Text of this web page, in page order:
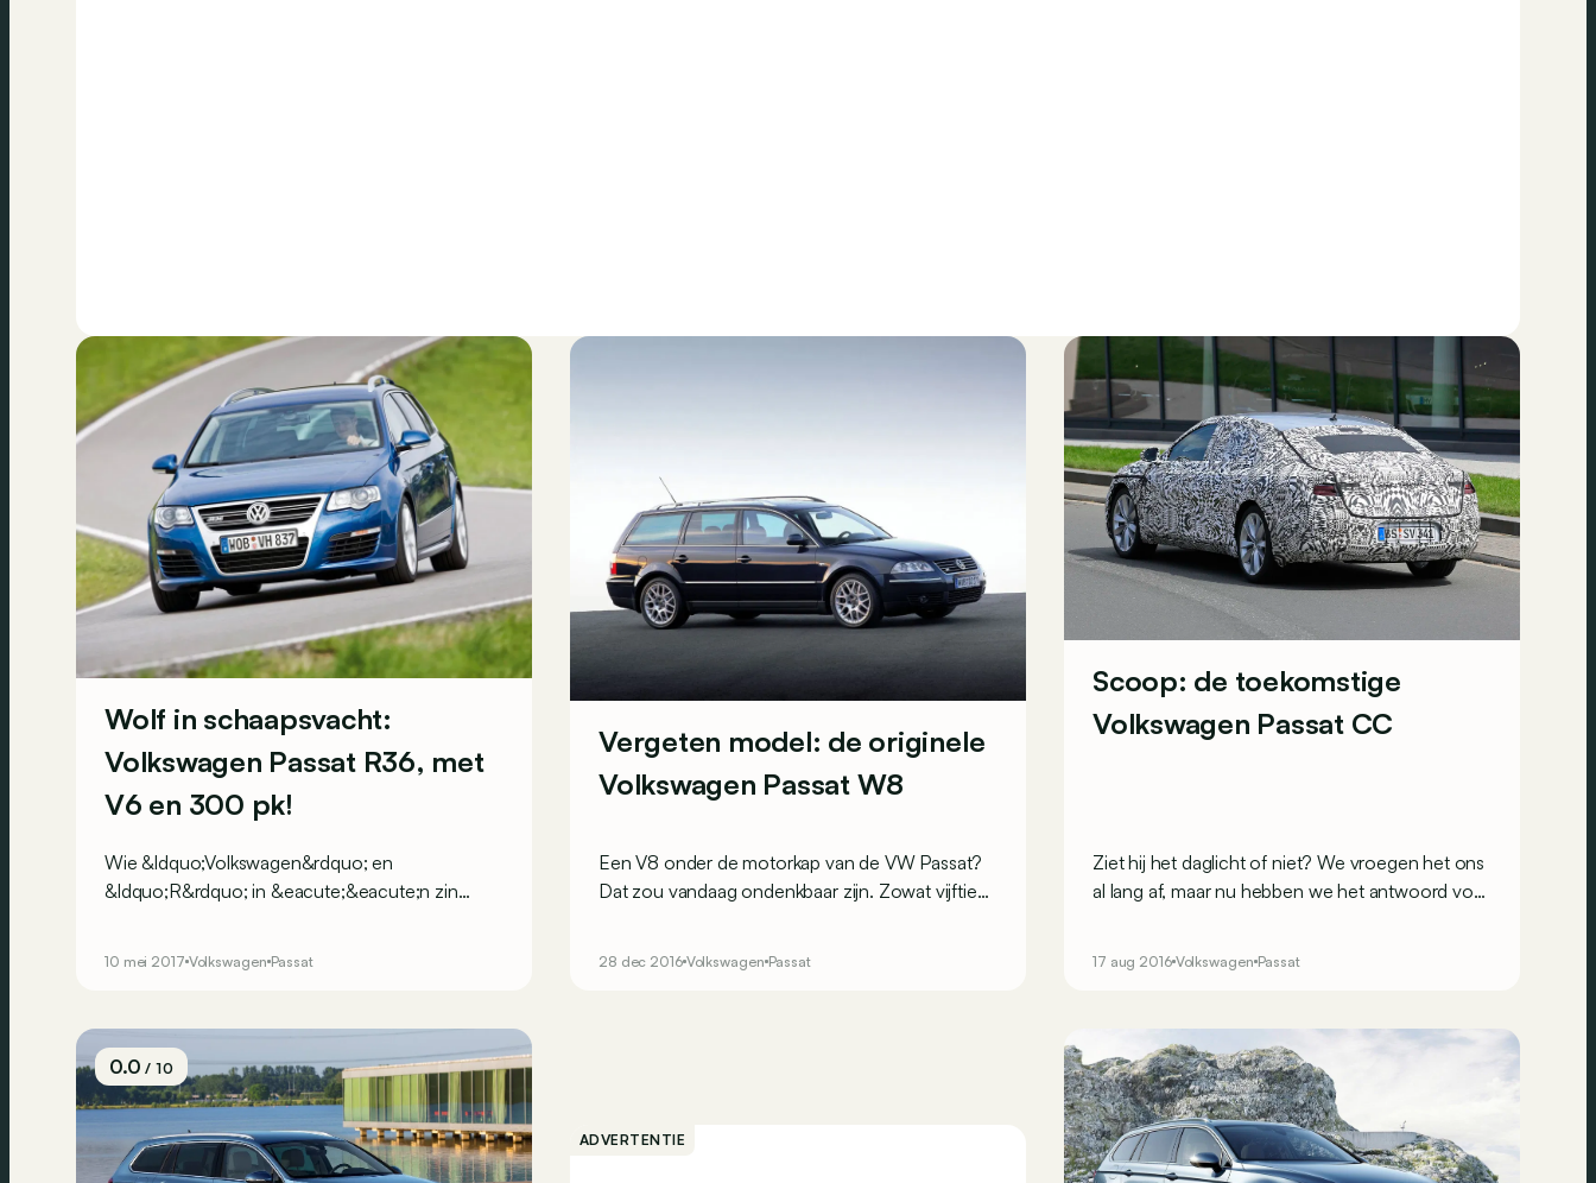
Wolf in schaapsvacht:
Volkswagen Passat R36, met
V6 en 300 pk!
Wie &ldquo;Volkswagen&rdquo; en
&ldquo;R&rdquo; in &eacute;&eacute;n zin
lang geleden gebruikte VW de letter R ook bij de
10 mei 2017 Volkswagen Passat
Vergeten model: de originele
Volkswagen Passat W8
Een V8 onder de motorkap van de VW Passat?
Dat zou vandaag ondenkbaar zijn. Zowat vijftien
28 dec 2016 Volkswagen Passat
Scoop: de toekomstige
Volkswagen Passat CC
Ziet hij het daglicht of niet? We vroegen het ons
al lang af, maar nu hebben we het antwoord voor
generatie (CC) zal echter worden gewijzigd.
17 aug 2016 Volkswagen Passat
0.0/ 10
ADVERTENTIE